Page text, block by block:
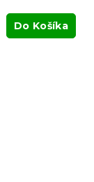
Do Košíka